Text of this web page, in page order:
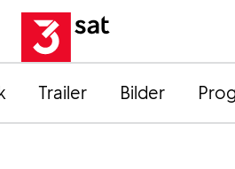
Trailer Bilder